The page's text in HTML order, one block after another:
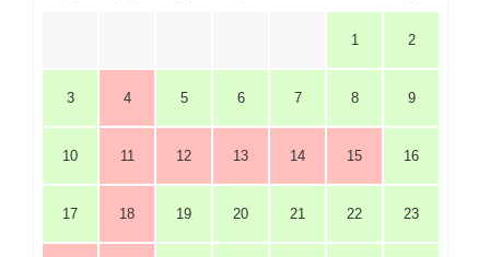
1 2
3 4 5 6 7 8 9
10 11 12 13 14 15 16
17 18 19 20 21 22 23